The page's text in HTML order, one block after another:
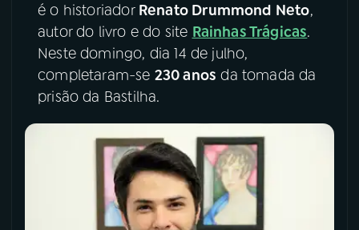
YouTube Facebook
Instagram X
TikTok
é o historiador Renato Drummond Neto,
autor do livro e do site Rainhas Trágicas.
Neste domingo, dia 14 de julho,
completaram-se 230 anos da tomada da
prisão da Bastilha.